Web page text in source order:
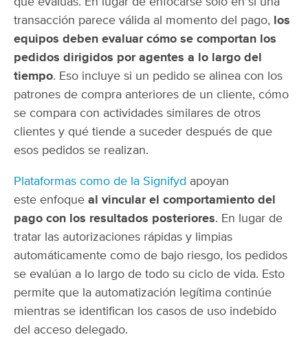
transacción parece válida al momento del pago, los
equipos deben evaluar cómo se comportan los
pedidos dirigidos por agentes a lo largo del
tiempo. Eso incluye si un pedido se alinea con los
patrones de compra anteriores de un cliente, cómo
se compara con actividades similares de otros
clientes y qué tiende a suceder después de que
esos pedidos se realizan.
Plataformas como de la Signifyd apoyan
este enfoque al vincular el comportamiento del
pago con los resultados posteriores. En lugar de
tratar las autorizaciones rápidas y limpias
automáticamente como de bajo riesgo, los pedidos
se evalúan a lo largo de todo su ciclo de vida. Esto
permite que la automatización legítima continúe
mientras se identifican los casos de uso indebido
del acceso delegado.